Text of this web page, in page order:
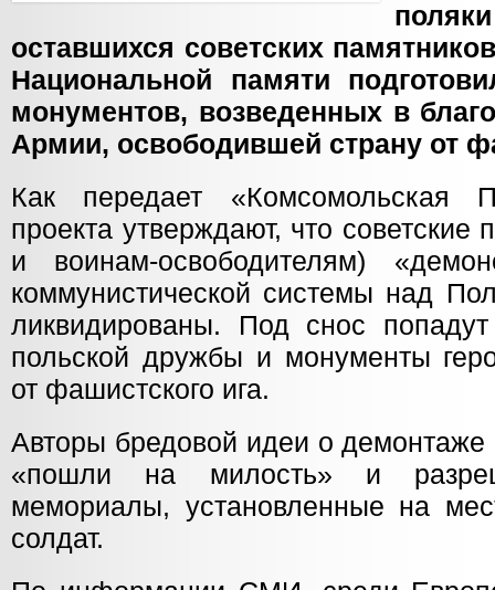
оставшихся советских
Национальной памяти
монументов, возведенных в
Армии, освободившей страну от
Как передает «Комсомольская
проекта утверждают, что советские
и воинам-освободителям)
коммунистической системы над
ликвидированы. Под снос попадут
польской дружбы и монументы
от фашистского ига.
Авторы бредовой идеи о демонтаже
«пошли на милость» и
мемориалы, установленные на
солдат.